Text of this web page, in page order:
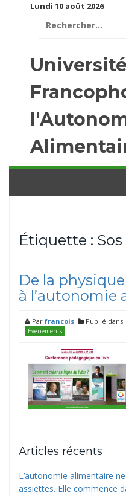
Lundi 10 août 2026
Université
Étiquette :
De la
à l’autonomie
Par francois Publié dans
Événements
Articles récents
L’autonomie alimentaire
assiettes. Elle commence